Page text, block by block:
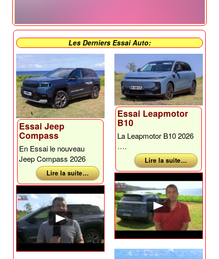
Les Derniers Essai Auto:
Essai Jeep
Compass
En Essai le nouveau
Jeep Compass 2026
Lire la suite …
Essai Leapmotor
B10
La Leapmotor B10 2026
….
Lire la suite …